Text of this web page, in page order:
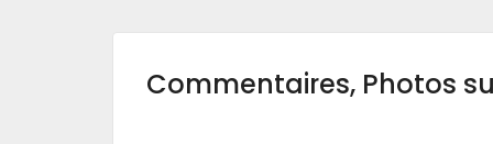
Commentaires, Photos